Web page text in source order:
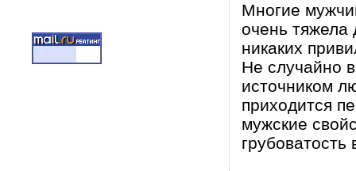
Многие
очень тяжела
никаких
Не случайно
источником
приходится
мужские